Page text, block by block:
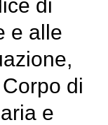
di
e alle
di
e